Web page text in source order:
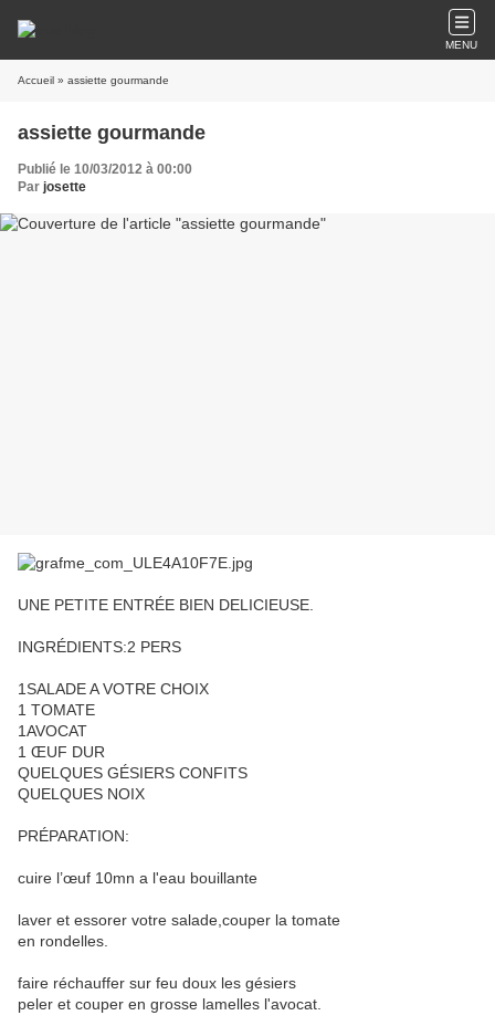
MENU
Accueil » assiette gourmande
assiette gourmande
Publié le 10/03/2012 à 00:00
Par josette
UNE PETITE ENTRÉE BIEN DELICIEUSE.
INGRÉDIENTS:2 PERS
1SALADE A VOTRE CHOIX
1 TOMATE
1AVOCAT
1 ŒUF DUR
QUELQUES GÉSIERS CONFITS
QUELQUES NOIX
PRÉPARATION:
cuire l’œuf 10mn a l'eau bouillante
laver et essorer votre salade,couper la tomate
en rondelles.
faire réchauffer sur feu doux les gésiers
peler et couper en grosse lamelles l'avocat.